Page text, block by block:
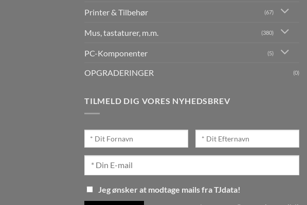
Printer & Tilbehør (67)
Mus, tastaturer, m.m. (380)
PC-Komponenter (5)
OPGRADERINGER (0)
TILMELD DIG VORES NYHEDSBREV
Jeg ønsker at modtage mails fra TJdata!